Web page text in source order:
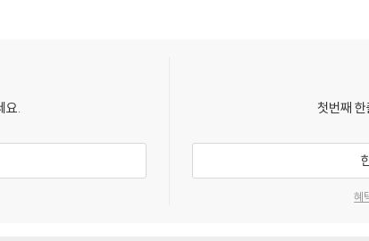
요. 첫번째
혜